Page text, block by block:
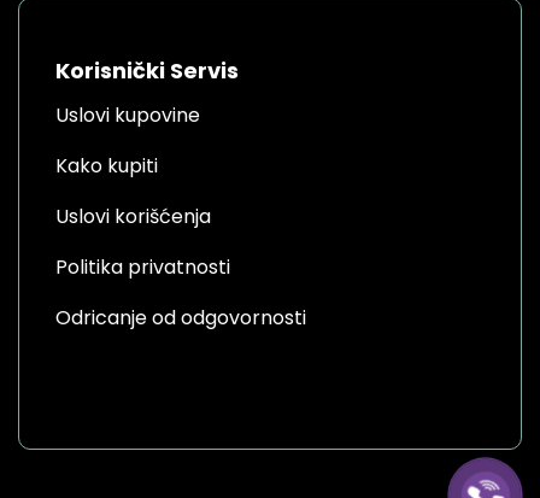
Korisnički Servis
Uslovi kupovine
Kako kupiti
Uslovi korišćenja
Politika privatnosti
Odricanje od odgovornosti